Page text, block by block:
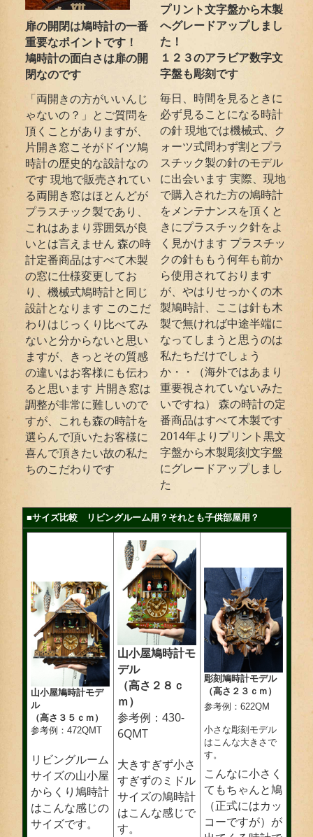
扉の開閉は鳩時計の一番
重要なポイントです！
鳩時計の面白さは扉の開
閉なのです
「両開きの方がいいんじ
ゃないの？」とご質問を
頂くことがありますが、
片開き窓こそがドイツ鳩
時計の歴史的な設計なの
です 現地で販売されてい
る両開き窓はほとんどが
プラスチック製であり、
これはあまり雰囲気が良
いとは言えません 森の時
計定番商品はすべて木製
の窓に仕様変更してお
り、機械式鳩時計と同じ
設計となります このこだ
わりはじっくり比べてみ
ないと分からないと思い
ますが、きっとその質感
の違いはお客様にも伝わ
ると思います 片開き窓は
調整が非常に難しいので
すが、これも森の時計を
選らんで頂いたお客様に
喜んで頂きたい故の私た
ちのこだわりです
プリント文字盤から木製
へグレードアップしまし
た！
１２３のアラビア数字文
字盤も彫刻です
毎日、時間を見るときに
必ず見ることになる時計
の針 現地では機械式、ク
ォーツ式問わず割とプラ
スチック製の針のモデル
に出会います 実際、現地
で購入された方の鳩時計
をメンテナンスを頂くと
きにプラスチック針をよ
く見かけます プラスチッ
クの針ももう何年も前か
ら使用されております
が、やはりせっかくの木
製鳩時計、ここは針も木
製で無ければ中途半端に
なってしまうと思うのは
私たちだけでしょう
か・・（海外ではあまり
重要視されていないみた
いですね） 森の時計の定
番商品はすべて木製です
2014年よりプリント黒文
字盤から木製彫刻文字盤
にグレードアップしまし
た
■サイズ比較 リビングルーム用？それとも子供部屋用？
山小屋鳩時計モデ
ル
（高さ３５ｃｍ）
参考例：472QMT
リビングルーム
サイズの山小屋
からくり鳩時計
はこんな感じの
サイズです。
山小屋鳩時計モ
デル
（高さ２８ｃ
ｍ）
参考例：430-
6QMT
大きすぎず小さ
すぎずのミドル
サイズの鳩時計
はこんな感じで
す。
彫刻鳩時計モデル
（高さ２３ｃｍ）
参考例：622QM
小さな彫刻モデル
はこんな大きさで
す。
こんなに小さく
てもちゃんと鳩
（正式にはカッ
コーですが）が